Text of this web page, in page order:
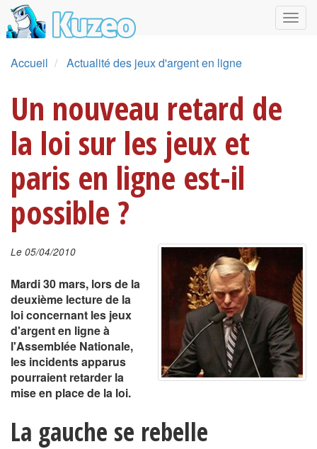
Accueil Actualité des jeux d'argent en ligne
Un nouveau retard de
la loi sur les jeux et
paris en ligne est-il
possible ?
Le 05/04/2010
Mardi 30 mars, lors de la
deuxième lecture de la
loi concernant les jeux
d'argent en ligne à
l'Assemblée Nationale,
les incidents apparus
pourraient retarder la
mise en place de la loi.
La gauche se rebelle